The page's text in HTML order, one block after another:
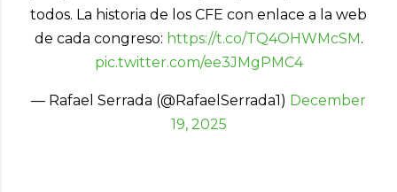
todos. La historia de los CFE con enlace a la web
de cada congreso: https://t.co/TQ4OHWMcSM.
pic.twitter.com/ee3JMgPMC4
— Rafael Serrada (@RafaelSerrada1) December
19, 2025